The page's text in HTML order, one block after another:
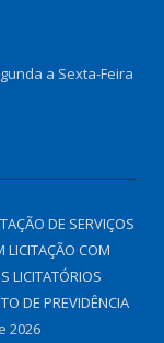
a Sexta-Feira
DE SERVIÇOS
LICITAÇÃO COM
LICITATÓRIOS
DE PREVIDÊNCIA
2026